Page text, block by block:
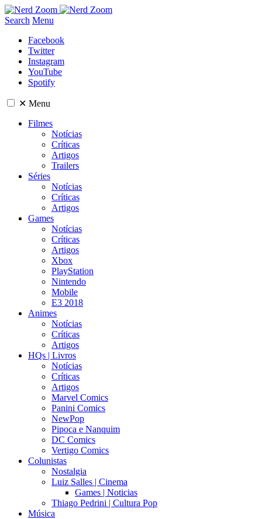
Search Menu
Facebook
Twitter
Instagram
YouTube
Spotify
✕ Menu
Filmes
Notícias
Críticas
Artigos
Trailers
Séries
Notícias
Críticas
Artigos
Games
Notícias
Críticas
Artigos
Xbox
PlayStation
Nintendo
Mobile
E3 2018
Animes
Notícias
Críticas
Artigos
HQs | Livros
Notícias
Críticas
Artigos
Marvel Comics
Panini Comics
NewPop
Pipoca e Nanquim
DC Comics
Vertigo Comics
Colunistas
Nostalgia
Luiz Salles | Cinema
Games | Noticias
Thiago Pedrini | Cultura Pop
Música